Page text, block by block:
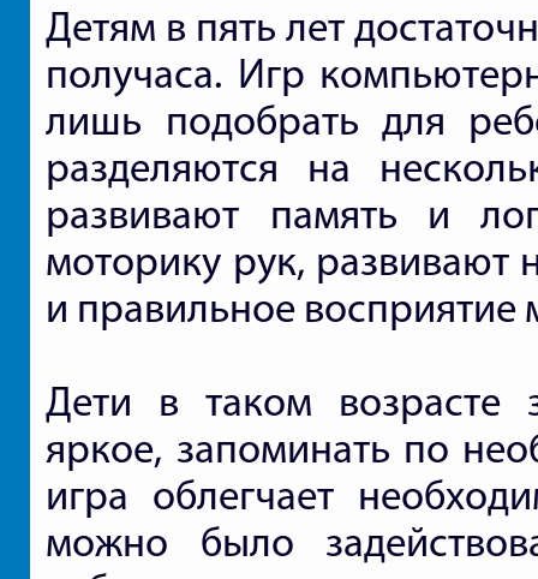
Детям в пять лет
получаса. Игр
лишь подобрать для
разделяются на
развивают память и
моторику рук, развивают
и правильное восприятие
Дети в таком возрасте
яркое, запоминать по
игра облегчает
можно было